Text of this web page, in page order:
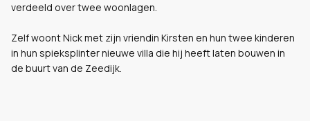
verdeeld over twee woonlagen.
Zelf woont Nick met zijn vriendin Kirsten en hun twee kinderen
in hun spieksplinter nieuwe villa die hij heeft laten bouwen in
de buurt van de Zeedijk.